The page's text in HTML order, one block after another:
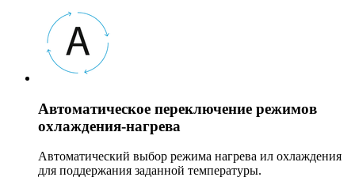
Автоматическое переключение режимов
охлаждения-нагрева
Автоматический выбор режима нагрева ил охлаждения
для поддержания заданной температуры.